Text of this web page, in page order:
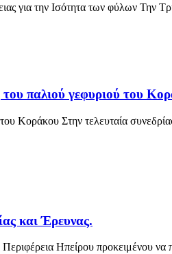
για την Ισότητα των φύλων Την
παλιού γεφυριού του
Κοράκου Στην τελευταία
και Έρευνας.
Ηπείρου προκειμένου να